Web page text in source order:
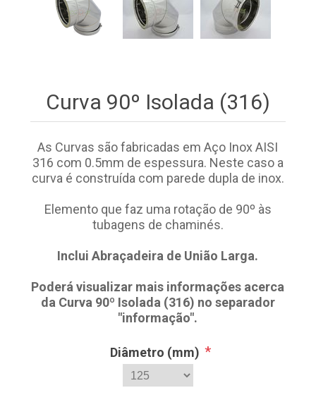
Curva 90º Isolada (316)
As Curvas são fabricadas em Aço Inox AISI
316 com 0.5mm de espessura. Neste caso a
curva é construída com parede dupla de inox.
Elemento que faz uma rotação de 90º às
tubagens de chaminés.
Inclui Abraçadeira de União Larga.
Poderá visualizar mais informações acerca
da Curva 90º Isolada (316) no separador
"informação".
Diâmetro (mm) *